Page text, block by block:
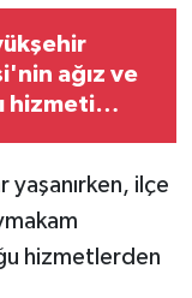
ağız ve
hizmeti
ilçe
hizmetlerden